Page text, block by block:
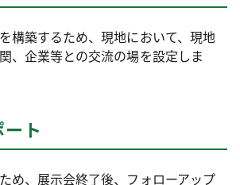
構築するため、現地において、現地
、企業等との交流の場を設定しま
ト
め、展示会終了後、フォローアップ